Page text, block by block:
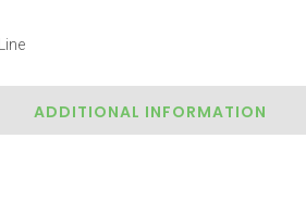
ADDITIONAL INFORMATION